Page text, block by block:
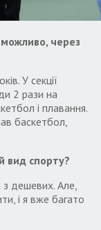
через
У секції
2 рази на
і плавання.
баскетбол,
вид спорту?
з дешевих. Але,
і я вже багато